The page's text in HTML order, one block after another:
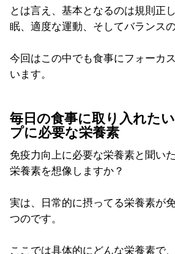
とは言え、基本となるのは規則正
眠、適度な運動、そしてバランス
今回はこの中でも食事にフォーカ
います。
毎日の食事に取り入れた
プに必要な栄養素
免疫力向上に必要な栄養素と聞い
栄養素を想像しますか？
実は、日常的に摂ってる栄養素が
つのです。
ここでは具体的にどんな栄養素で